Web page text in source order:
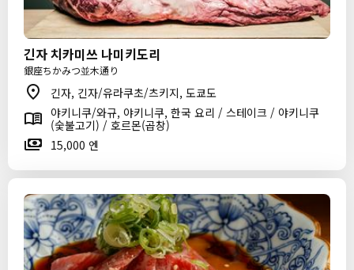
긴자 치카미쓰 나미키도리
銀座ちかみつ並木通り
긴자, 긴자/유라쿠초/츠키지, 도쿄도
야키니쿠/와규, 야키니쿠, 한국 요리 / 스테이크 / 야키니쿠
(숯불고기) / 호르몬(곱창)
15,000 엔